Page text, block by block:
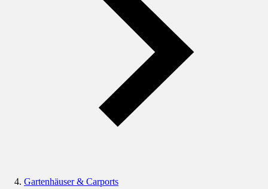
Gartenhäuser & Carports